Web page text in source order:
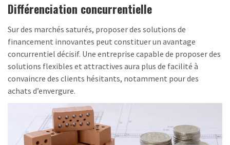
Différenciation concurrentielle
Sur des marchés saturés, proposer des solutions de
financement innovantes peut constituer un avantage
concurrentiel décisif. Une entreprise capable de proposer des
solutions flexibles et attractives aura plus de facilité à
convaincre des clients hésitants, notamment pour des
achats d’envergure.